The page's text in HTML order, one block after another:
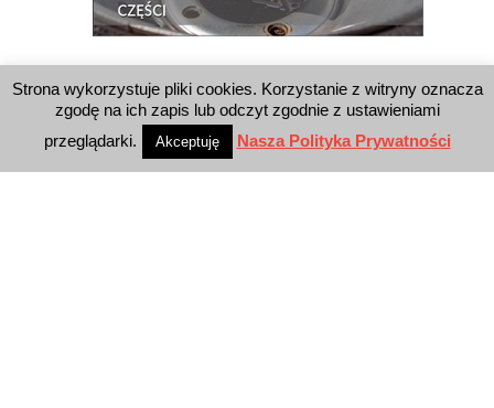
WYSZUKIWARKA
Strona wykorzystuje pliki cookies. Korzystanie z witryny oznacza
zgodę na ich zapis lub odczyt zgodnie z ustawieniami
przeglądarki.
Akceptuję Nasza Polityka Prywatności